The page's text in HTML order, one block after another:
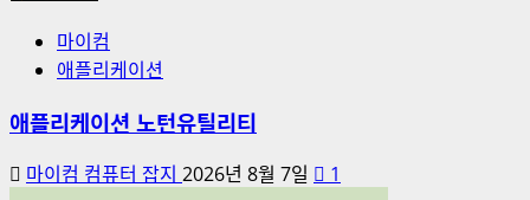
마이컴
애플리케이션
애플리케이션 노턴유틸리티
마이컴 컴퓨터 잡지 2026년 8월 7일 1